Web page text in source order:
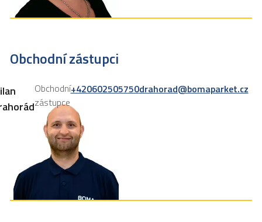
Obchodní zástupci
Obchodní
zástupce
+420602505750drahorad@bomaparket.cz